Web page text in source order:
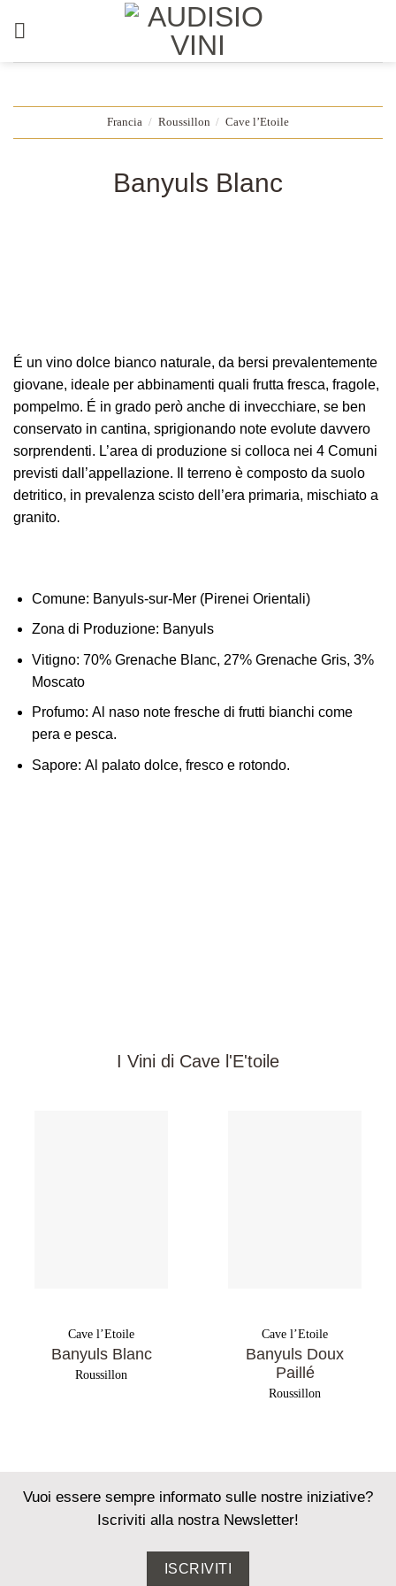
Francia / Roussillon / Cave l’Etoile
Banyuls Blanc
É un vino dolce bianco naturale, da bersi prevalentemente
giovane, ideale per abbinamenti quali frutta fresca, fragole,
pompelmo. É in grado però anche di invecchiare, se ben
conservato in cantina, sprigionando note evolute davvero
sorprendenti. L’area di produzione si colloca nei 4 Comuni
previsti dall’appellazione. Il terreno è composto da suolo
detritico, in prevalenza scisto dell’era primaria, mischiato a
granito.
Comune: Banyuls-sur-Mer (Pirenei Orientali)
Zona di Produzione: Banyuls
Vitigno: 70% Grenache Blanc, 27% Grenache Gris, 3%
Moscato
Profumo: Al naso note fresche di frutti bianchi come
pera e pesca.
Sapore: Al palato dolce, fresco e rotondo.
I Vini di Cave l'E'toile
Cave l’Etoile
Banyuls Blanc
Roussillon
Cave l’Etoile
Banyuls Doux
Paillé
Roussillon
Vuoi essere sempre informato sulle nostre iniziative?
Iscriviti alla nostra Newsletter!
ISCRIVITI